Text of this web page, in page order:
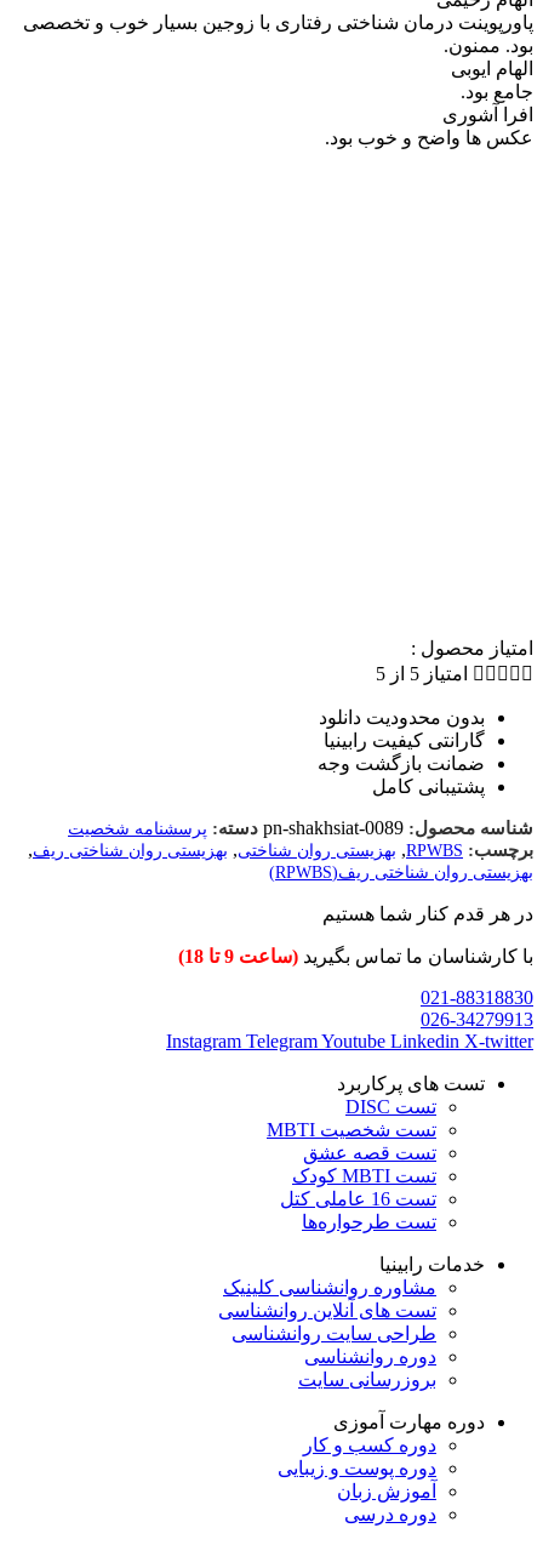
پاورپوینت درمان شناختی رفتاری با زوجین بسیار خوب و تخصصی
بود. ممنون.
الهام ایوبی
جامع بود.
افرا آشوری
عکس ها واضح و خوب بود.
امتیاز محصول :
     امتیاز 5 از 5
بدون محدودیت دانلود
گارانتی کیفیت رابینیا
ضمانت بازگشت وجه​
پشتیبانی کامل
شناسه محصول: pn-shakhsiat-0089 دسته: پرسشنامه شخصیت
برچسب: RPWBS
, بهزیستی روان شناختی, بهزیستی روان شناختی ریف,
بهزیستی روان شناختی ریف(RPWBS)
در هر قدم کنار شما هستیم
با کارشناسان ما تماس بگیرید (ساعت 9 تا 18)
021-88318830
026-34279913
Instagram TelegramYoutube Linkedin X-twitter
تست های پرکاربرد
تست DISC
تست شخصیت MBTI
تست قصه عشق
تست MBTI کودک
تست 16 عاملی کتل
تست طرحواره‌ها
خدمات رابینیا
مشاوره روانشناسی کلینیک
تست های آنلاین روانشناسی
طراحی سایت روانشناسی
دوره روانشناسی
بروزرسانی سایت
دوره مهارت آموزی
دوره کسب و کار
دوره پوست و زیبایی
آموزش زبان
دوره درسی